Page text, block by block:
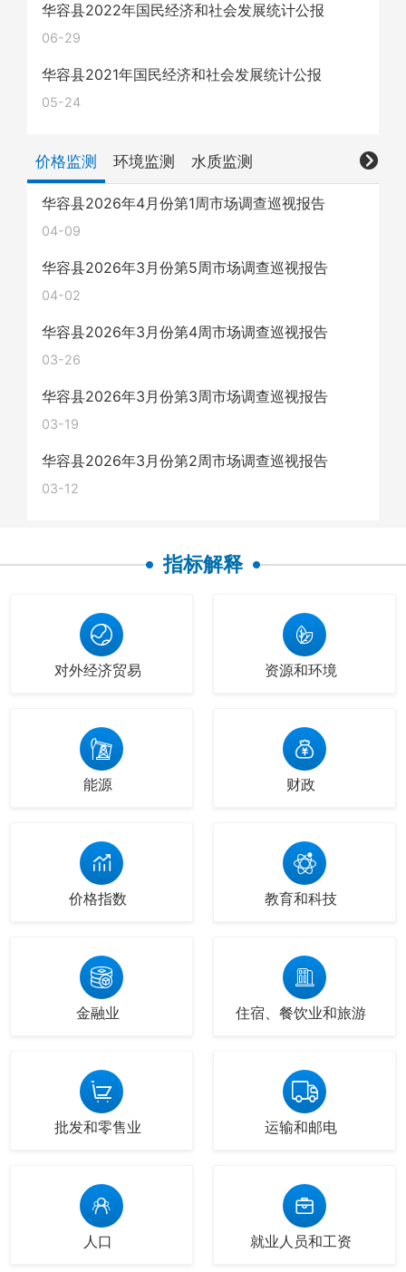
华容县2022年国民经济和社会发展统计公报
06-29
华容县2021年国民经济和社会发展统计公报
05-24
价格监测 环境监测 水质监测
华容县2026年4月份第1周市场调查巡视报告
04-09
华容县2026年3月份第5周市场调查巡视报告
04-02
华容县2026年3月份第4周市场调查巡视报告
03-26
华容县2026年3月份第3周市场调查巡视报告
03-19
华容县2026年3月份第2周市场调查巡视报告
03-12
指标解释
对外经济贸易 资源和环境
能源 财政
价格指数 教育和科技
金融业 住宿、餐饮业和旅游
批发和零售业 运输和邮电
人口 就业人员和工资